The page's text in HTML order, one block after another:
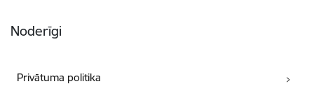
Noderīgi
Privātuma politika